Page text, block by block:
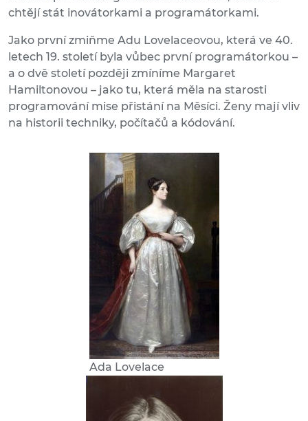
chtějí stát inovátorkami a programátorkami.
Jako první zmiňme Adu Lovelaceovou, která ve 40.
letech 19. století byla vůbec první programátorkou –
a o dvě století později zmíníme Margaret
Hamiltonovou – jako tu, která měla na starosti
programování mise přistání na Měsíci. Ženy mají vliv
na historii techniky, počítačů a kódování.
Ada Lovelace